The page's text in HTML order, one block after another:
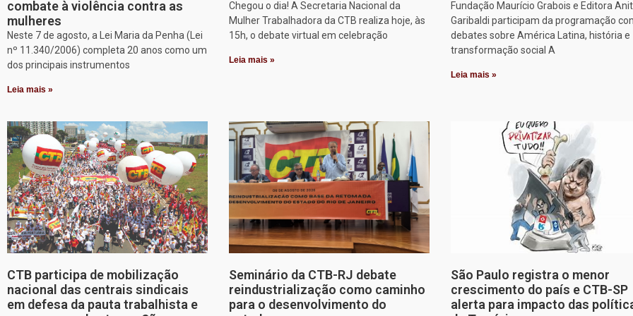
combate à violência contra as
mulheres
Neste 7 de agosto, a Lei Maria da Penha (Lei
nº 11.340/2006) completa 20 anos como um
dos principais instrumentos
Leia mais »
Chegou o dia! A Secretaria Nacional da
Mulher Trabalhadora da CTB realiza hoje, às
15h, o debate virtual em celebração
Leia mais »
Fundação Maurício Grabois e Editora
Garibaldi participam da programação
debates sobre América Latina, história e
transformação social A
Leia mais »
CTB participa de mobilização
nacional das centrais sindicais
em defesa da pauta trabalhista e
Seminário da CTB-RJ debate
reindustrialização como caminho
para o desenvolvimento do
São Paulo registra o menor
crescimento do país e CTB-SP
alerta para impacto das